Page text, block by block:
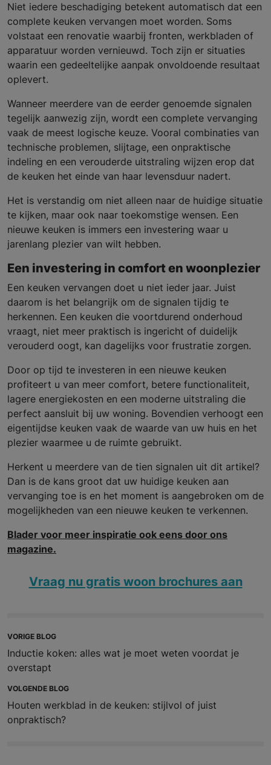
Niet iedere beschadiging betekent automatisch dat een
complete keuken vervangen moet worden. Soms
volstaat een renovatie waarbij fronten, werkbladen of
apparatuur worden vernieuwd. Toch zijn er situaties
waarin een gedeeltelijke aanpak onvoldoende resultaat
oplevert.
Wanneer meerdere van de eerder genoemde signalen
tegelijk aanwezig zijn, wordt een complete vervanging
vaak de meest logische keuze. Vooral combinaties van
technische problemen, slijtage, een onpraktische
indeling en een verouderde uitstraling wijzen erop dat
de keuken het einde van haar levensduur nadert.
Het is verstandig om niet alleen naar de huidige situatie
te kijken, maar ook naar toekomstige wensen. Een
nieuwe keuken is immers een investering waar u
jarenlang plezier van wilt hebben.
Een investering in comfort en woonplezier
Een keuken vervangen doet u niet ieder jaar. Juist
daarom is het belangrijk om de signalen tijdig te
herkennen. Een keuken die voortdurend onderhoud
vraagt, niet meer praktisch is ingericht of duidelijk
verouderd oogt, kan dagelijks voor frustratie zorgen.
Door op tijd te investeren in een nieuwe keuken
profiteert u van meer comfort, betere functionaliteit,
lagere energiekosten en een moderne uitstraling die
perfect aansluit bij uw woning. Bovendien verhoogt een
eigentijdse keuken vaak de waarde van uw huis en het
plezier waarmee u de ruimte gebruikt.
Herkent u meerdere van de tien signalen uit dit artikel?
Dan is de kans groot dat uw huidige keuken aan
vervanging toe is en het moment is aangebroken om de
mogelijkheden van een nieuwe keuken te verkennen.
Blader voor meer inspiratie ook eens door ons
magazine.
Vraag nu gratis woon brochures aan
VORIGE BLOG
Inductie koken: alles wat je moet weten voordat je
overstapt
VOLGENDE BLOG
Houten werkblad in de keuken: stijlvol of juist
onpraktisch?